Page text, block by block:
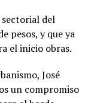
del
pesos, y que ya
el inicio obras.
José
un compromiso